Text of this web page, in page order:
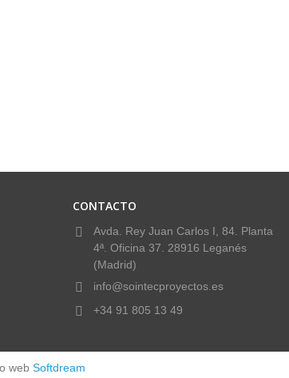
CONTACTO
Avda. Rey Juan Carlos I, 84. Planta
4ª. Oficina 37. 28916 Leganés
(Madrid)
info@sointecproyectos.es
+34 91 805 13 49
web Softdream